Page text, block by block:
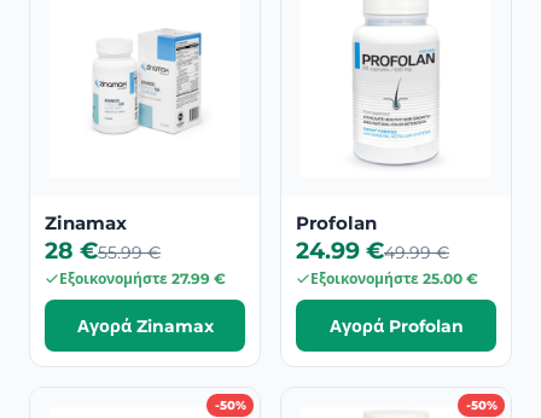
Zinamax
28 €55.99 €
Εξοικονομήστε 27.99 €
Αγορά Zinamax
Profolan
24.99 €49.99 €
Εξοικονομήστε 25.00 €
Αγορά Profolan
-50% -50%